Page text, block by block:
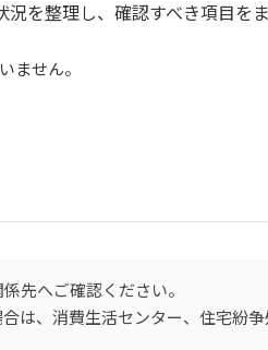
を整理し、確認すべき項目を
ません。
先へご確認ください。
は、消費生活センター、住宅紛